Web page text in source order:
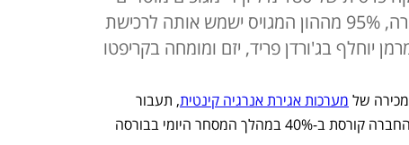
במחיר של דולר למניה; ע"פ החברה, 95% מההון המגויס ישמש אותה לרכישת
יוחלף בג'ורדן פריד, יזם ומומחה בקריפטו
של מערכות אגירת אנרגיה קינטית